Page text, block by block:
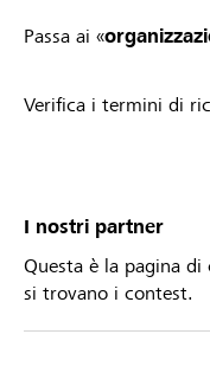
Passa ai «
Verifica i termini di
I nostri partner
Questa è la pagina di
si trovano i contest.